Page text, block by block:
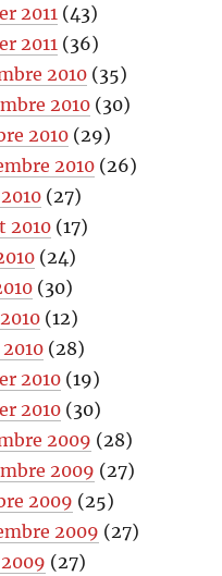
2011 (43)
2011 (36)
2010 (35)
2010 (30)
2010 (29)
2010 (26)
(27)
2010 (17)
(24)
(30)
(12)
(28)
2010 (19)
2010 (30)
2009 (28)
2009 (27)
2009 (25)
2009 (27)
(27)